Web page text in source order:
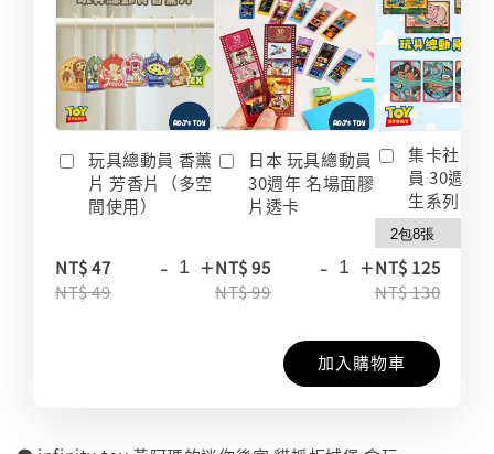
玩具總動員 香薰
片 芳香片（多空
間使用）
NT$ 47
NT$ 49
- +
日本 玩具總動員
30週年 名場面膠
片透卡
NT$ 95
NT$ 99
- +
集卡社 玩
員 30週年
生系列 收
NT$ 125
NT$ 130
加入購物車